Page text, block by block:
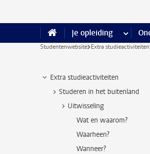
Je opleiding meer
Studentenwebsite Extra studieactiviteiten
Extra studieactiviteiten
Studeren in het buitenland
Uitwisseling
Wat en waarom?
Waarheen?
Wanneer?